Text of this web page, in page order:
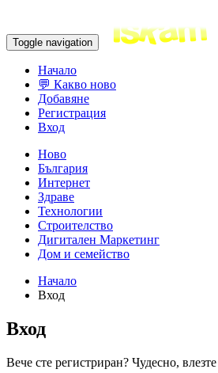
Toggle navigation
Начало
💬 Какво ново
Добавяне
Регистрация
Вход
Ново
България
Интернет
Здраве
Технологии
Строителство
Дигитален Маркетинг
Дом и семейство
Начало
Вход
Вход
Вече сте регистриран? Чудесно,